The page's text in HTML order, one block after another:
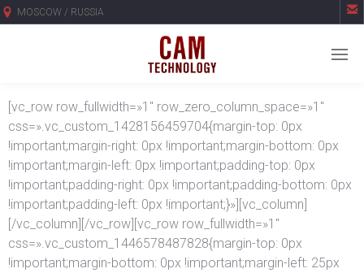
MOSCOW / RUSSIA 
[vc_row row_fullwidth=»1″ row_zero_column_space=»1″
css=».vc_custom_1428156459704{margin-top: 0px
!important;margin-right: 0px !important;margin-bottom: 0px
!important;margin-left: 0px !important;padding-top: 0px
!important;padding-right: 0px !important;padding-bottom: 0px
!important;padding-left: 0px !important;}»][vc_column]
[/vc_column][/vc_row][vc_row row_fullwidth=»1″
css=».vc_custom_1446578487828{margin-top: 0px
!important;margin-bottom: 0px !important;margin-left: 25px